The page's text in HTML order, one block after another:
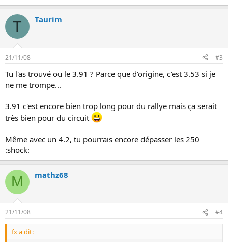
T Taurim
21/11/08 #3
Tu l'as trouvé ou le 3.91 ? Parce que d'origine, c'est 3.53 si je
ne me trompe...
3.91 c'est encore bien trop long pour du rallye mais ça serait
très bien pour du circuit
Même avec un 4.2, tu pourrais encore dépasser les 250
:shock:
M mathz68
21/11/08 #4
fx a dit: